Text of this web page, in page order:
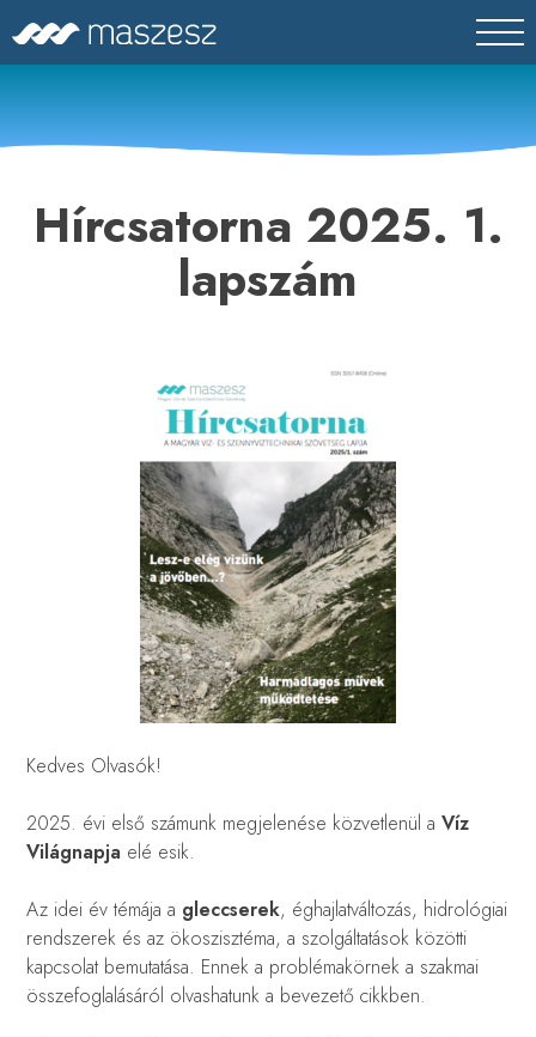
to
content
MASZESZ
Magyar Víz- és Szennyvíztechnikai Szövetség
Hírcsatorna 2025. 1.
lapszám
Kedves Olvasók!
2025. évi első számunk megjelenése közvetlenül aVíz
Világnapja elé esik.
Az idei év témája a gleccserek, éghajlatváltozás, hidrológiai
rendszerek és az ökoszisztéma, a szolgáltatások közötti
kapcsolat bemutatása. Ennek a problémakörnek a szakmai
összefoglalásáról olvashatunk a bevezető cikkben.